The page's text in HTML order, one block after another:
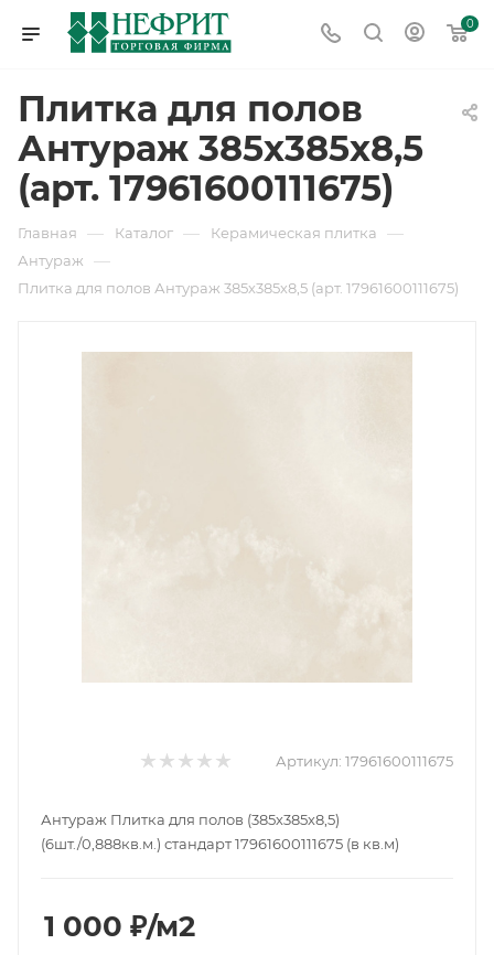
0
Плитка для полов
Антураж 385х385х8,5
(арт. 17961600111675)
Главная — Каталог — Керамическая плитка —
Антураж —
Плитка для полов Антураж 385х385х8,5 (арт. 17961600111675)
Артикул: 17961600111675
Антураж Плитка для полов (385х385х8,5)
(6шт./0,888кв.м.) стандарт 17961600111675 (в кв.м)
1 000 ₽/м2